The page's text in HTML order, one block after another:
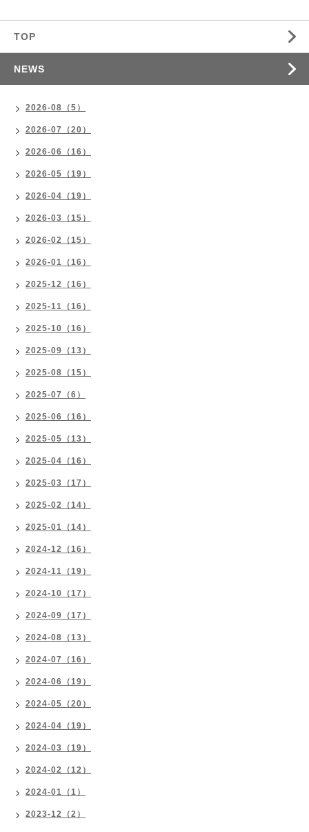
TOP
NEWS
2026-08（5）
2026-07（20）
2026-06（16）
2026-05（19）
2026-04（19）
2026-03（15）
2026-02（15）
2026-01（16）
2025-12（16）
2025-11（16）
2025-10（16）
2025-09（13）
2025-08（15）
2025-07（6）
2025-06（16）
2025-05（13）
2025-04（16）
2025-03（17）
2025-02（14）
2025-01（14）
2024-12（16）
2024-11（19）
2024-10（17）
2024-09（17）
2024-08（13）
2024-07（16）
2024-06（19）
2024-05（20）
2024-04（19）
2024-03（19）
2024-02（12）
2024-01（1）
2023-12（2）